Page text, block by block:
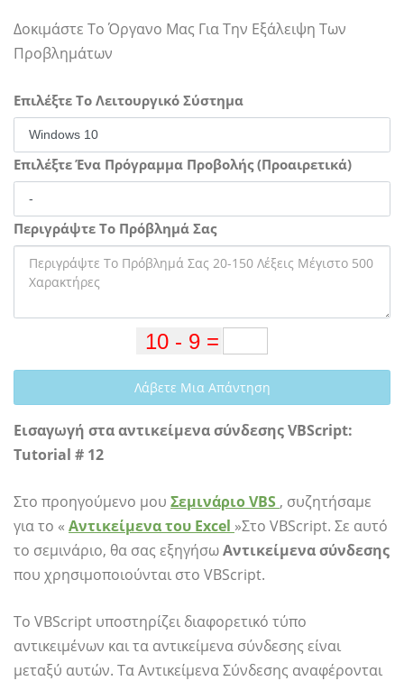
Δοκιμάστε Το Όργανο Μας Για Την Εξάλειψη Των
Προβλημάτων
Επιλέξτε Το Λειτουργικό Σύστημα
Επιλέξτε Ένα Πρόγραμμα Προβολής (Προαιρετικά)
Περιγράψτε Το Πρόβλημά Σας
Λάβετε Μια Απάντηση
Εισαγωγή στα αντικείμενα σύνδεσης VBScript:
Tutorial # 12
Στο προηγούμενο μου Σεμινάριο VBS , συζητήσαμε
για το « Αντικείμενα του Excel »Στο VBScript. Σε αυτό
το σεμινάριο, θα σας εξηγήσωΑντικείμενα σύνδεσης
που χρησιμοποιούνται στο VBScript.
Το VBScript υποστηρίζει διαφορετικό τύπο
αντικειμένων και τα αντικείμενα σύνδεσης είναι
μεταξύ αυτών. Τα Αντικείμενα Σύνδεσης αναφέρονται